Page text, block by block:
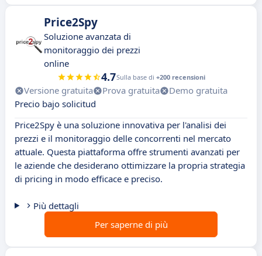
Price2Spy
Soluzione avanzata di
monitoraggio dei prezzi
online
4.7Sulla base di +200 recensioni
Versione gratuita Prova gratuita
Demo gratuita
Precio bajo solicitud
Price2Spy è una soluzione innovativa per l'analisi dei
prezzi e il monitoraggio delle concorrenti nel mercato
attuale. Questa piattaforma offre strumenti avanzati per
le aziende che desiderano ottimizzare la propria strategia
di pricing in modo efficace e preciso.
Più dettagli
Per saperne di più